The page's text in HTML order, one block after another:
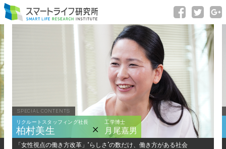
スマートライフ研究所 fb tw
リクルートスタッフィング社長
柏村美生
工学博士
月尾嘉男
「女性視点の働き方改革」“らしさ”の数だけ、働き方がある社会